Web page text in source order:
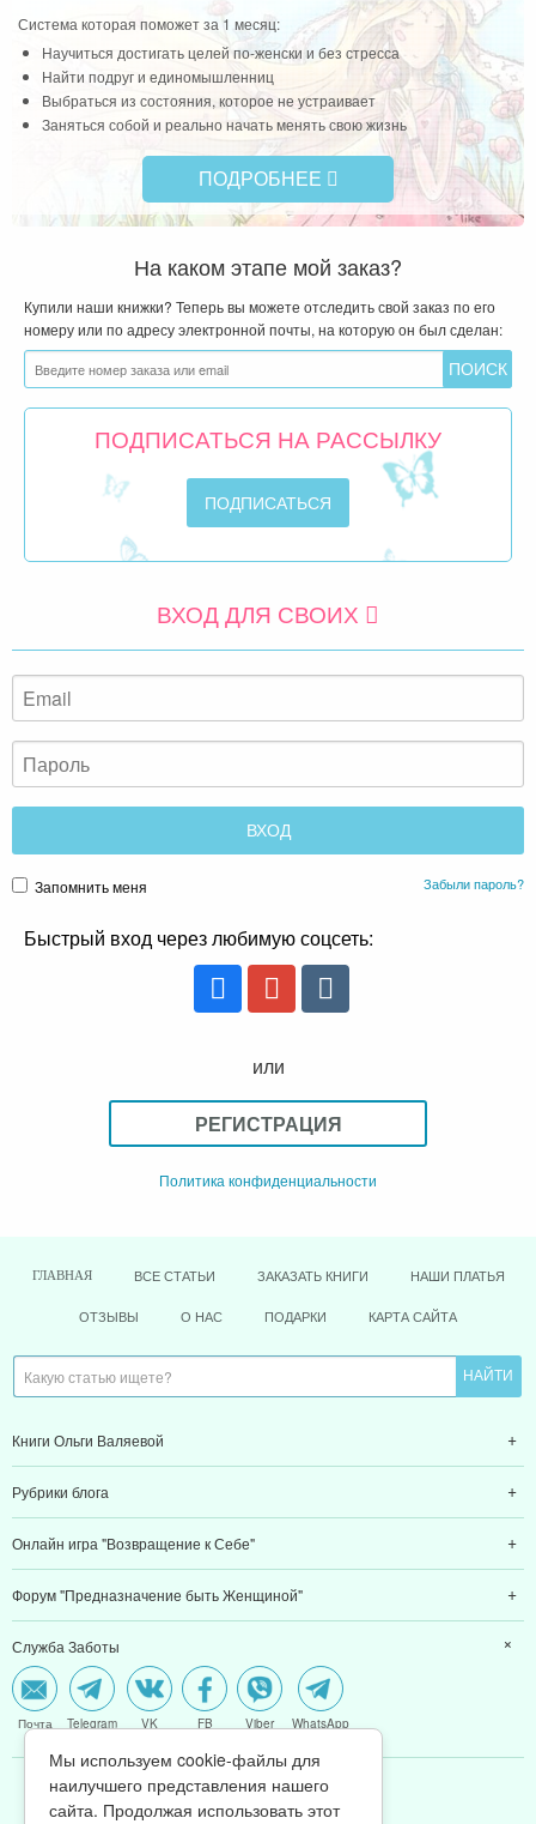
Система которая поможет за 1 месяц:
Научиться достигать целей по-женски и без стресса
Найти подруг и единомышленниц
Выбраться из состояния, которое не устраивает
Заняться собой и реально начать менять свою жизнь
ПОДРОБНЕЕ
На каком этапе мой заказ?
Купили наши книжки? Теперь вы можете отследить свой заказ по его
номеру или по адресу электронной почты, на которую он был сделан:
ПОДПИСАТЬСЯ НА РАССЫЛКУ
ВХОД ДЛЯ СВОИХ
Запомнить меня Забыли пароль?
Быстрый вход через любимую соцсеть:
или
РЕГИСТРАЦИЯ
Политика конфиденциальности
ГЛАВНАЯ ВСЕ СТАТЬИ ЗАКАЗАТЬ КНИГИ НАШИ ПЛАТЬЯ
ОТЗЫВЫ О НАС ПОДАРКИ КАРТА САЙТА
Книги Ольги Валяевой
Рубрики блога
Онлайн игра "Возвращение к Себе"
Форум "Предназначение быть Женщиной"
Служба Заботы
Почта Telegram VK FB Viber WhatsApp
МЫ В CОЦCЕТЯХ
Мы используем cookie-файлы для
наилучшего представления нашего
сайта. Продолжая использовать этот